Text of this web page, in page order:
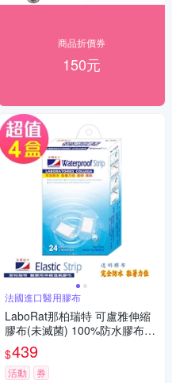
商品折價券
150元
法國進口醫用膠布
LaboRat那柏瑞特 可盧雅伸縮
膠布(未滅菌) 100%防水膠布24
片(1.9x3.8cm)(4盒組)
$439
活動 券